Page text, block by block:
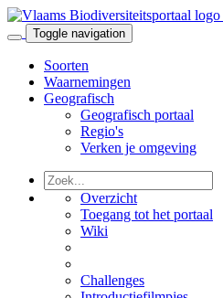
Toggle navigation
Soorten
Waarnemingen
Geografisch
Geografisch portaal
Regio's
Verken je omgeving
Overzicht
Toegang tot het portaal
Wiki
Challenges